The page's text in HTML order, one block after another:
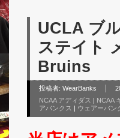
UCLA ブ
ステイト
Bruins
投稿者: WearBanks
NCAA アディダス | NCAA
アバンクス | ウェアーバン